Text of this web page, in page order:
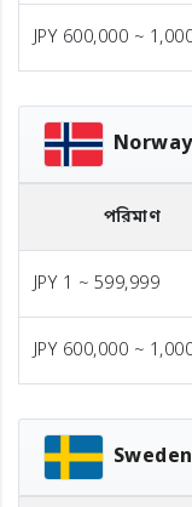
JPY 600,000 ~
Norway
পরিমাণ
JPY 1 ~ 599,999
JPY 600,000 ~
Sweden